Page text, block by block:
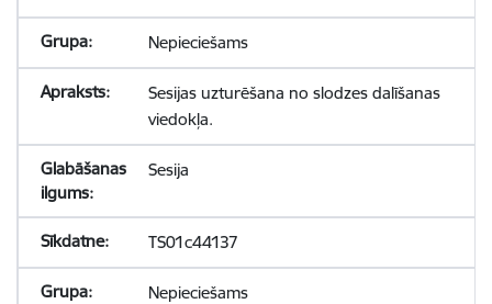
Nepieciešams
Sesijas uzturēšana no slodzes dalīšanas
viedokļa.
Sesija
TS01c44137
Nepieciešams